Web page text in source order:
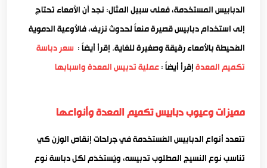
الدبابيس المستخدمة، فعلى سبيل المثال: نجد أن الأمعاء تحتاج
إلى استخدام دبابيس قصيرة منعاً لحدوث نزيف، فالأوعية الدموية
المُحيطة بالأمعاء رقيقة وصغيرة للغاية. إقرأ أيضاً : سعر دباسة
تكميم المعدةإقرأ أيضاً :عملية تدبيس المعدة واسبابها
مميزات وعيوب دبابيس تكميم المعدة وأنواعها
تتعدد أنواع الدبابيس المُستخدمة في جراحات إنقاص الوزن كي
تُناسب نوع النسيج المطلوب تدبيسه، ويُستخدَم لكل دباسة نوع